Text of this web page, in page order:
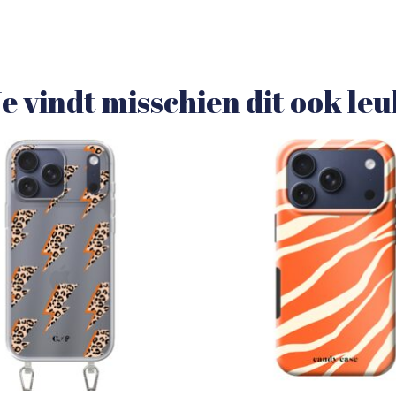
vindt misschien dit ook